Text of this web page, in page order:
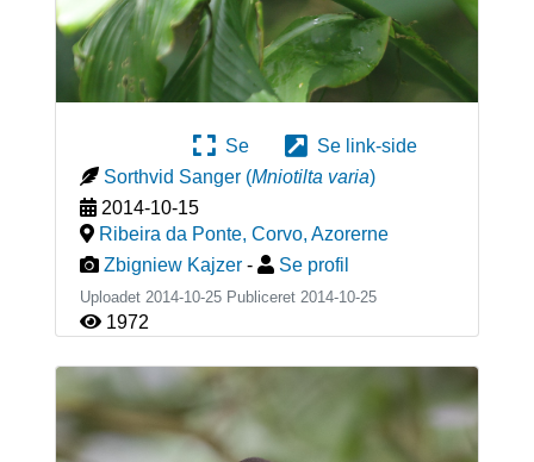
Se
Se link-side
Sorthvid Sanger (Mniotilta varia)
2014-10-15
Ribeira da Ponte, Corvo, Azorerne
Zbigniew Kajzer - Se profil
Uploadet 2014-10-25 Publiceret 2014-10-25
1972